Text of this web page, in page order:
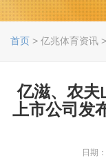
首页 > 亿兆体育资讯
亿滋、农夫
上市公司发
日期